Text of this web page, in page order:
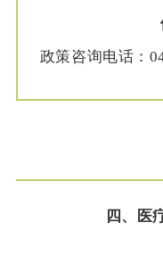
政策咨询电话：
四、 医